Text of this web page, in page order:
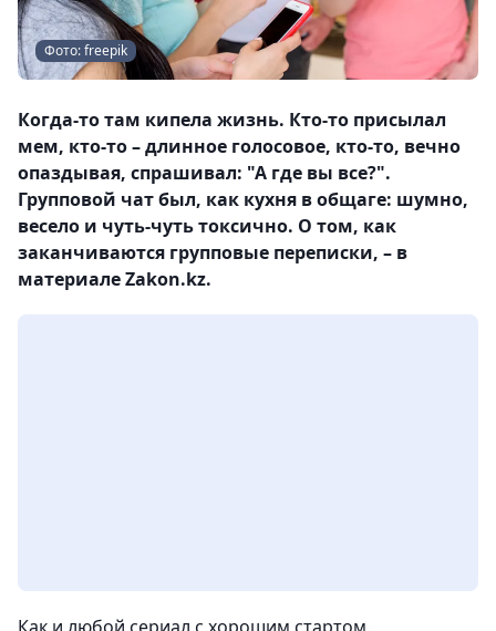
Фото: freepik
Когда-то там кипела жизнь. Кто-то присылал
мем, кто-то – длинное голосовое, кто-то, вечно
опаздывая, спрашивал: "А где вы все?".
Групповой чат был, как кухня в общаге: шумно,
весело и чуть-чуть токсично. О том, как
заканчиваются групповые переписки, – в
материале Zakon.kz.